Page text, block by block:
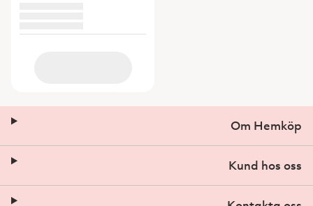
Om Hemköp
Kund hos oss